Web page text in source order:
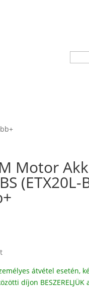
Motor
(ETX20L-
átvétel esetén,
díjon